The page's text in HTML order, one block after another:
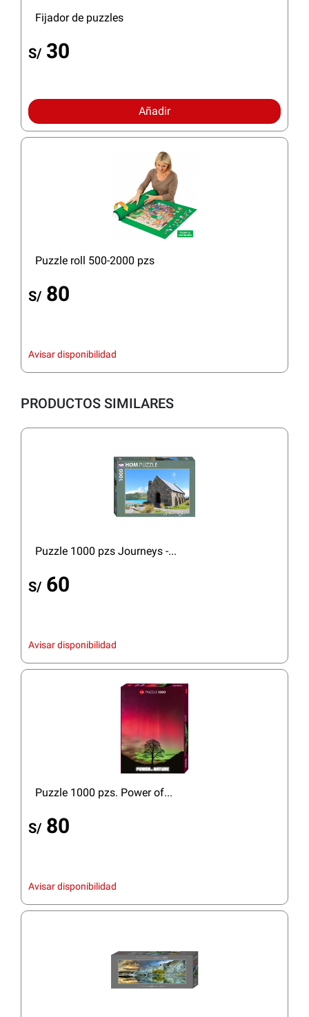
Fijador de puzzles
S/ 30
Añadir
Puzzle roll 500-2000 pzs
S/ 80
Avisar disponibilidad
PRODUCTOS SIMILARES
Puzzle 1000 pzs Journeys -...
S/ 60
Avisar disponibilidad
Puzzle 1000 pzs. Power of...
S/ 80
Avisar disponibilidad